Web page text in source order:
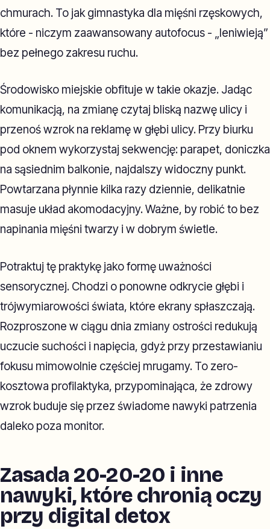
chmurach. To jak gimnastyka dla mięśni rzęskowych,
które - niczym zaawansowany autofocus - „leniwieją”
bez pełnego zakresu ruchu.
Środowisko miejskie obfituje w takie okazje. Jadąc
komunikacją, na zmianę czytaj bliską nazwę ulicy i
przenoś wzrok na reklamę w głębi ulicy. Przy biurku
pod oknem wykorzystaj sekwencję: parapet, doniczka
na sąsiednim balkonie, najdalszy widoczny punkt.
Powtarzana płynnie kilka razy dziennie, delikatnie
masuje układ akomodacyjny. Ważne, by robić to bez
napinania mięśni twarzy i w dobrym świetle.
Potraktuj tę praktykę jako formę uważności
sensorycznej. Chodzi o ponowne odkrycie głębi i
trójwymiarowości świata, które ekrany spłaszczają.
Rozproszone w ciągu dnia zmiany ostrości redukują
uczucie suchości i napięcia, gdyż przy przestawianiu
fokusu mimowolnie częściej mrugamy. To zero-
kosztowa profilaktyka, przypominająca, że zdrowy
wzrok buduje się przez świadome nawyki patrzenia
daleko poza monitor.
Zasada 20-20-20 i inne
nawyki, które chronią oczy
przy digital detox